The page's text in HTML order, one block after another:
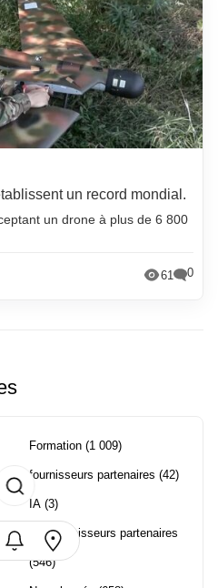
un record mondial.
un drone à plus de 6 800
61 0
Formation (1 009)
fournisseurs partenaires (42)
IA (3)
Les fournisseurs partenaires
(546)